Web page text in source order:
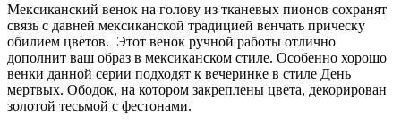
Мексиканский венок на голову из тканевых пионов сохранят
связь с давней мексиканской традицией венчать прическу
обилием цветов. Этот венок ручной работы отлично
дополнит ваш образ в мексиканском стиле. Особенно хорошо
венки данной серии подходят к вечеринке в стиле День
мертвых. Ободок, на котором закреплены цвета, декорирован
золотой тесьмой с фестонами.